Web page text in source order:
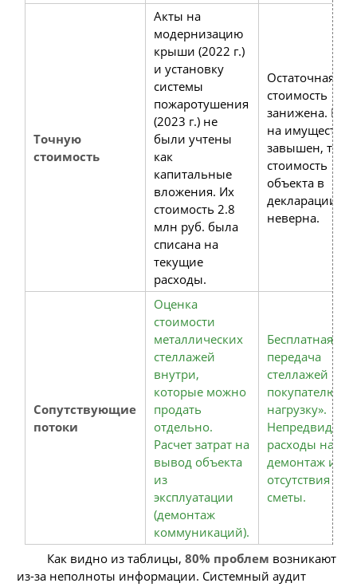
Точную
стоимость
Акты на
модернизацию
крыши (2022 г.)
и установку
системы
пожаротушения
(2023 г.) не
были учтены
как
капитальные
вложения. Их
стоимость 2.8
млн руб. была
списана на
текущие
расходы.
Остаточная
стоимость
занижена.
на имущество
завышен, так
стоимость
объекта в
декларации
неверна.
Сопутствующие
потоки
Оценка
стоимости
металлических
стеллажей
внутри,
которые можно
продать
отдельно.
Расчет затрат на
вывод объекта
из
эксплуатации
(демонтаж
коммуникаций).
Бесплатная
передача
стеллажей
покупателю «в
нагрузку».
расходы на
демонтаж из-за
отсутствия
сметы.
Как видно из таблицы, 80% проблем возникают
из-за неполноты информации. Системный аудит